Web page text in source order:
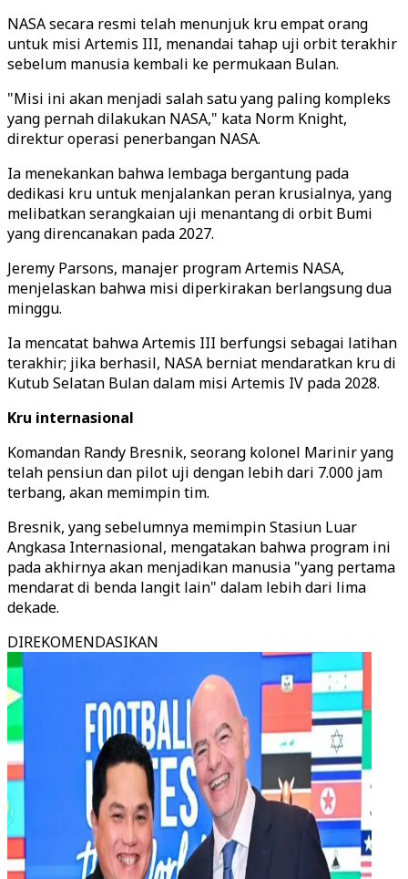
NASA secara resmi telah menunjuk kru empat orang
untuk misi Artemis III, menandai tahap uji orbit terakhir
sebelum manusia kembali ke permukaan Bulan.
"Misi ini akan menjadi salah satu yang paling kompleks
yang pernah dilakukan NASA," kata Norm Knight,
direktur operasi penerbangan NASA.
Ia menekankan bahwa lembaga bergantung pada
dedikasi kru untuk menjalankan peran krusialnya, yang
melibatkan serangkaian uji menantang di orbit Bumi
yang direncanakan pada 2027.
Jeremy Parsons, manajer program Artemis NASA,
menjelaskan bahwa misi diperkirakan berlangsung dua
minggu.
Ia mencatat bahwa Artemis III berfungsi sebagai latihan
terakhir; jika berhasil, NASA berniat mendaratkan kru di
Kutub Selatan Bulan dalam misi Artemis IV pada 2028.
Kru internasional
Komandan Randy Bresnik, seorang kolonel Marinir yang
telah pensiun dan pilot uji dengan lebih dari 7.000 jam
terbang, akan memimpin tim.
Bresnik, yang sebelumnya memimpin Stasiun Luar
Angkasa Internasional, mengatakan bahwa program ini
pada akhirnya akan menjadikan manusia "yang pertama
mendarat di benda langit lain" dalam lebih dari lima
dekade.
DIREKOMENDASIKAN